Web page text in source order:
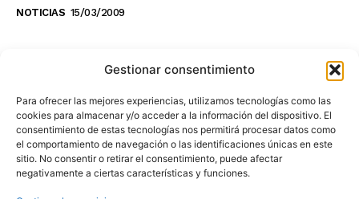
Gestionar consentimiento
Para ofrecer las mejores experiencias, utilizamos tecnologías como las
cookies para almacenar y/o acceder a la información del dispositivo. El
consentimiento de estas tecnologías nos permitirá procesar datos como
el comportamiento de navegación o las identificaciones únicas en este
sitio. No consentir o retirar el consentimiento, puede afectar
negativamente a ciertas características y funciones.
NOTICIAS 15/03/2009
NO TE PIERDAS LO ÚLTIMO DEL CANAL
Haz clic en «Estoy de acuerdo» para
activar Youtube
POLÍTICA DE COOKIES